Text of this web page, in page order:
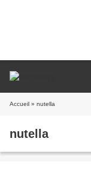
Accueil » nutella
nutella